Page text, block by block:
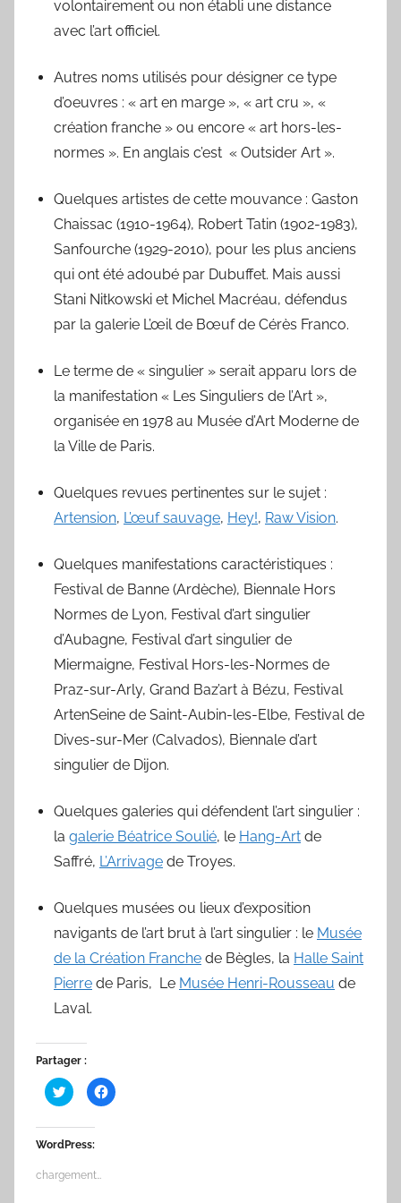
volontairement ou non établi une distance
avec l’art officiel.
Autres noms utilisés pour désigner ce type
d’oeuvres : « art en marge », « art cru », «
création franche » ou encore « art hors-les-
normes ». En anglais c’est « Outsider Art ».
Quelques artistes de cette mouvance : Gaston
Chaissac (1910-1964), Robert Tatin (1902-1983),
Sanfourche (1929-2010), pour les plus anciens
qui ont été adoubé par Dubuffet. Mais aussi
Stani Nitkowski et Michel Macréau, défendus
par la galerie L’œil de Bœuf de Cérès Franco.
Le terme de « singulier » serait apparu lors de
la manifestation « Les Singuliers de l’Art »,
organisée en 1978 au Musée d’Art Moderne de
la Ville de Paris.
Quelques revues pertinentes sur le sujet :
Artension, L’œuf sauvage, Hey!, Raw Vision.
Quelques manifestations caractéristiques :
Festival de Banne (Ardèche), Biennale Hors
Normes de Lyon, Festival d’art singulier
d’Aubagne, Festival d’art singulier de
Miermaigne, Festival Hors-les-Normes de
Praz-sur-Arly, Grand Baz’art à Bézu, Festival
ArtenSeine de Saint-Aubin-les-Elbe, Festival de
Dives-sur-Mer (Calvados), Biennale d’art
singulier de Dijon.
Quelques galeries qui défendent l’art singulier :
la galerie Béatrice Soulié, le Hang-Art de
Saffré, L’Arrivage de Troyes.
Quelques musées ou lieux d’exposition
navigants de l’art brut à l’art singulier : le Musée
de la Création Franche de Bègles, la Halle Saint
Pierre de Paris, Le Musée Henri-Rousseau de
Laval.
Partager :
C
l
u
e
z
o
C
l
WordPress:
chargement…